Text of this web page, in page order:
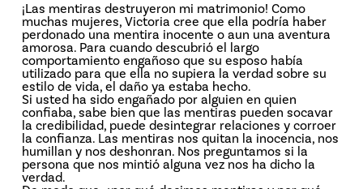
¡Las mentiras destruyeron mi matrimonio! Como
muchas mujeres, Victoria cree que ella podría haber
perdonado una mentira inocente o aun una aventura
amorosa. Para cuando descubrió el largo
comportamiento engañoso que su esposo había
utilizado para que ella no supiera la verdad sobre su
estilo de vida, el daño ya estaba hecho.
Si usted ha sido engañado por alguien en quien
confiaba, sabe bien que las mentiras pueden socavar
la credibilidad, puede desintegrar relaciones y corroer
la confianza. Las mentiras nos quitan la inocencia, nos
humillan y nos deshonran. Nos preguntamos si la
persona que nos mintió alguna vez nos ha dicho la
verdad.